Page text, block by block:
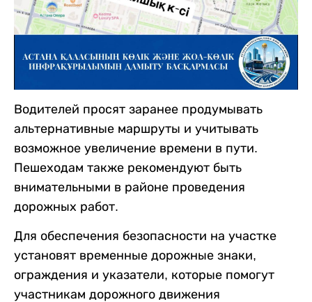
Водителей просят заранее продумывать
альтернативные маршруты и учитывать
возможное увеличение времени в пути.
Пешеходам также рекомендуют быть
внимательными в районе проведения
дорожных работ.
Для обеспечения безопасности на участке
установят временные дорожные знаки,
ограждения и указатели, которые помогут
участникам дорожного движения